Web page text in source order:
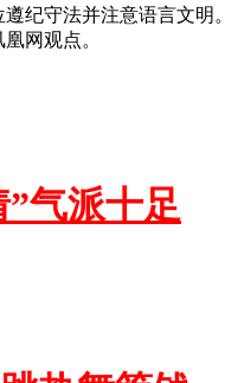
纪守法并注意语言文明。
网观点。
气派十足